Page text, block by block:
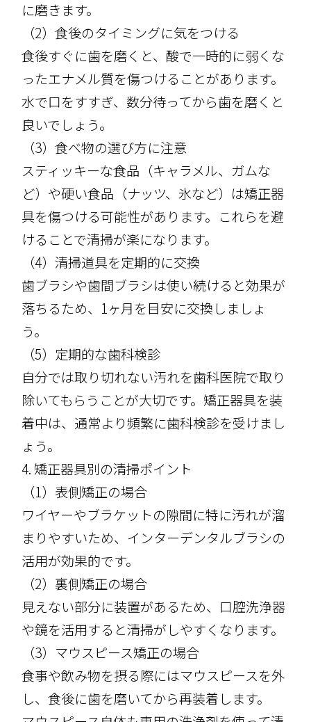
に磨きます。
（2）食後のタイミングに気をつける
食後すぐに歯を磨くと、酸で一時的に弱くな
ったエナメル質を傷つけることがあります。
水で口をすすぎ、数分待ってから歯を磨くと
良いでしょう。
（3）食べ物の選び方に注意
スティッキーな食品（キャラメル、ガムな
ど）や硬い食品（ナッツ、氷など）は矯正器
具を傷つける可能性があります。これらを避
けることで清掃が楽になります。
（4）清掃道具を定期的に交換
歯ブラシや歯間ブラシは使い続けると効果が
落ちるため、1ヶ月を目安に交換しましょ
う。
（5）定期的な歯科検診
自分では取り切れない汚れを歯科医院で取り
除いてもらうことが大切です。矯正器具を装
着中は、通常より頻繁に歯科検診を受けまし
ょう。
4. 矯正器具別の清掃ポイント
（1）表側矯正の場合
ワイヤーやブラケットの隙間に特に汚れが溜
まりやすいため、インターデンタルブラシの
活用が効果的です。
（2）裏側矯正の場合
見えない部分に装置があるため、口腔洗浄器
や鏡を活用すると清掃がしやすくなります。
（3）マウスピース矯正の場合
食事や飲み物を摂る際にはマウスピースを外
し、食後に歯を磨いてから再装着します。